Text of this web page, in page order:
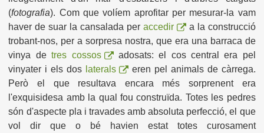
(fotografia). Com que volíem aprofitar per mesurar-la vam
haver de suar la cansalada per accedir
a la construcció
trobant-nos, per a sorpresa nostra, que era una barraca de
vinya detres cossos
adosats: el cos central era pel
vinyater i els dos laterals
eren pel animals de càrrega.
Però el que resultava encara més sorprenent era
l'exquisidesa amb la qual fou construïda. Totes les pedres
són d'aspecte pla i travades amb absoluta perfecció, el que
vol dir que o bé havien estat totes curosament